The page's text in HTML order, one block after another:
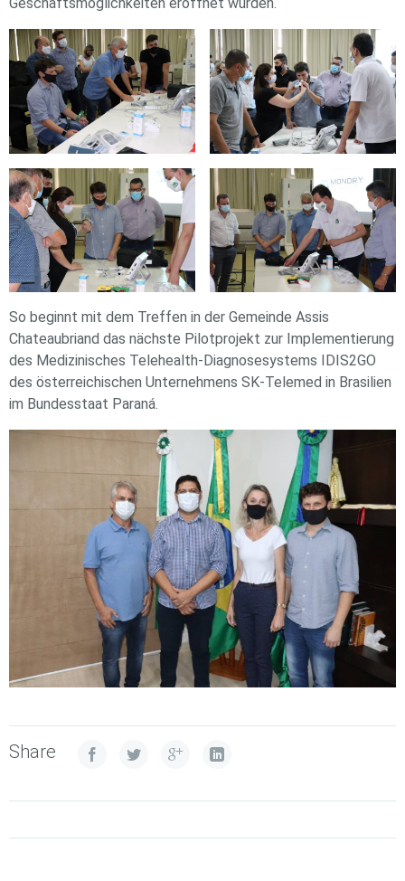
Geschäftsmöglichkeiten eröffnet wurden.
So beginnt mit dem Treffen in der Gemeinde Assis
Chateaubriand das nächste Pilotprojekt zur Implementierung
des Medizinisches Telehealth-Diagnosesystems IDIS2GO
des österreichischen Unternehmens SK-Telemed in Brasilien
im Bundesstaat Paraná.
Share